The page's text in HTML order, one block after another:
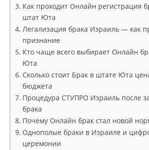
Как проходит Онлайн регистрация
штат Юта
Легализация брака Израиль — как
признание
Кто чаще всего выбирает Онлайн
Юта
Сколько стоит Брак в штате Юта
бюджета
Процедура СТУПРО Израиль после
брака
Почему Онлайн брак стал новой
Однополые браки в Израиле и
церемонии